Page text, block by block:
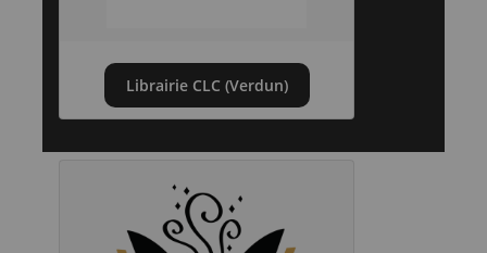
Librairie CLC (Verdun)